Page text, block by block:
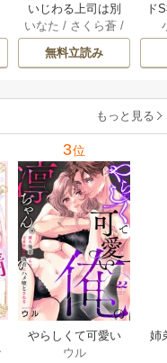
いじわる上司は別
れたがりな私を甘
く咎めて離さない
【分冊版】 7巻
いなた / さくら蒼 /
ache
無料立読み
ド
もっと見る
3位
やらしくて可愛い
俺の凛ちゃん。～
ウル
姉